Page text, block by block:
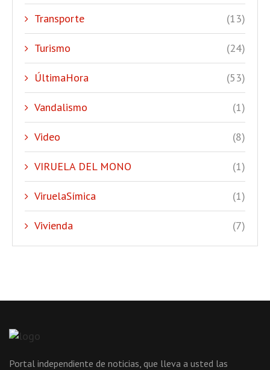
Transporte (13)
Turismo (24)
ÚltimaHora (53)
Vandalismo (1)
Video (8)
VIRUELA DEL MONO (1)
ViruelaSímica (1)
Vivienda (7)
Portal independiente de noticias, que lleva a usted las